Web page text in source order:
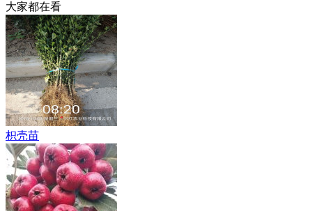
大家都在看
枳壳苗